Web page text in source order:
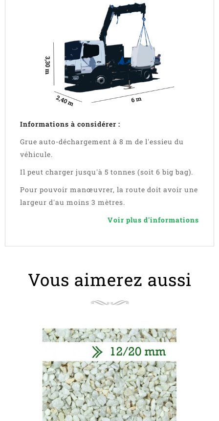
Informations à considérer :
Grue auto-déchargement à 8 m de l'essieu du
véhicule.
Il peut charger jusqu'à 5 tonnes (soit 6 big bag).
Pour pouvoir manœuvrer, la route doit avoir une
largeur d'au moins 3 mètres.
Voir plus d'informations
Vous aimerez aussi